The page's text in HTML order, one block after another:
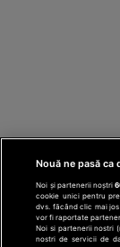
Nouă ne pasă ca
Noi și partenerii noștri
cookie unici pentru
dvs. făcând clic mai
vor fi raportate
Noi si partenerii nostri
nostri de servicii de